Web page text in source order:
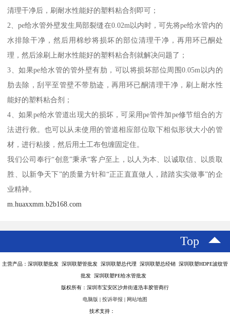
清理干净后，刷耐水性能好的塑料粘合剂即可；
2、pe给水管外壁发生局部裂缝在0.02m以内时，可先将pe给水管内的
水排除干净，然后用棉纱将损坏的部位清理干净，再用环已酮处
理，然后涂刷上耐水性能好的塑料粘合剂就解决问题了；
3、如果pe给水管的管外壁有肋，可以将损坏部位周围0.05m以内的
肋去除，刮平至管壁不带肋迹，再用环已酮清理干净，刷上耐水性
能好的塑料粘合剂；
4、如果pe给水管道出现大的损坏，可采用pe管件加pe修节组合的方
法进行救。也可以从未使用的管道相应部位取下相似形状大小的管
材，进行粘接，然后用土工布包缠固定住。
我们公司奉行“创意”秉承“客户至上，以人为本、以诚取信、以质取
胜、以新争天下”的质量方针和“正正直直做人，踏踏实实做事”的企
业精神。
m.huaxxmm.b2b168.com
Top
主营产品：深圳联塑批发 深圳联塑管批发 深圳联塑总代理 深圳联塑总经销 深圳联塑HDPE波纹管
批发 深圳联塑PE给水管批发
版权所有：深圳市宝安区沙井街道浩丰胶管商行
电脑版 | 投诉举报 | 网站地图
技术支持：